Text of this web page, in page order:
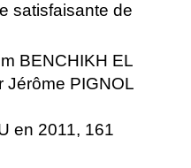
satisfaisante de
BENCHIKH EL
Jérôme PIGNOL
en 2011, 161